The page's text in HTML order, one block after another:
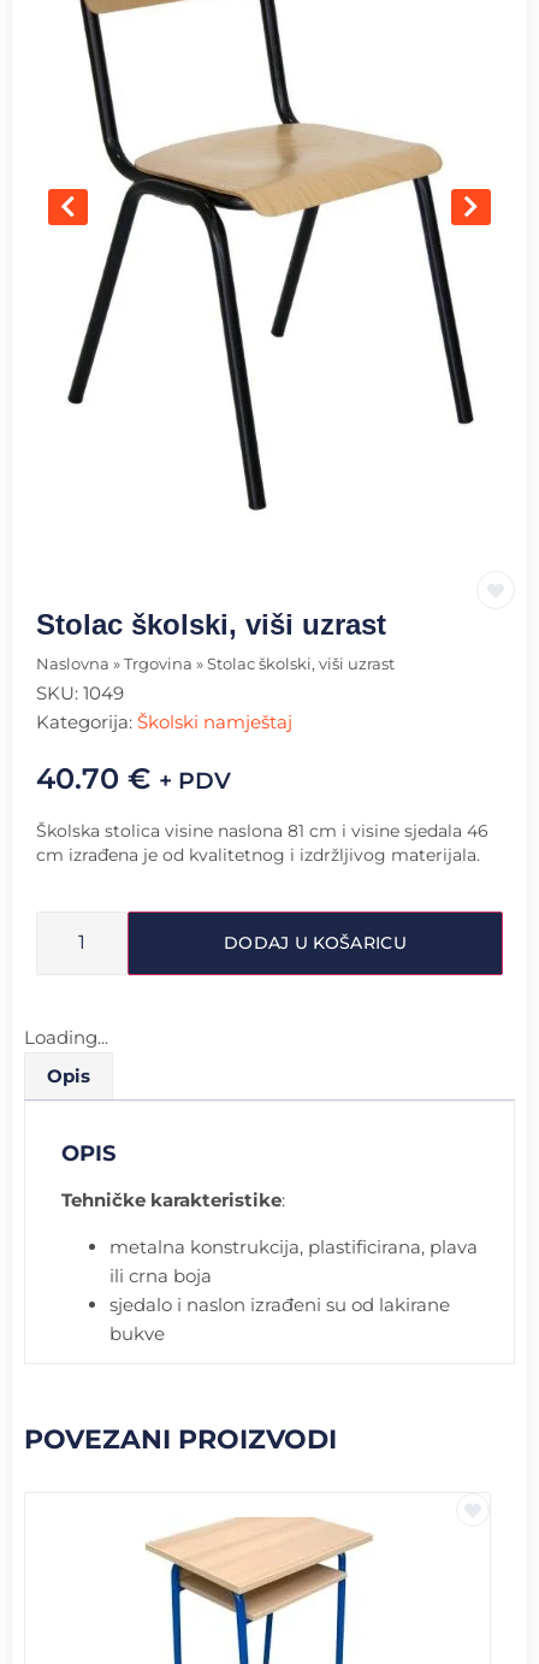
Stolac školski, viši uzrast
Naslovna » Trgovina » Stolac školski, viši uzrast
SKU: 1049
Kategorija: Školski namještaj
40.70 € + PDV
Školska stolica visine naslona 81 cm i visine sjedala 46
cm izrađena je od kvalitetnog i izdržljivog materijala.
DODAJ U KOŠARICU
Loading...
Opis
OPIS
Tehničke karakteristike:
metalna konstrukcija, plastificirana, plava
ili crna boja
sjedalo i naslon izrađeni su od lakirane
bukve
POVEZANI PROIZVODI